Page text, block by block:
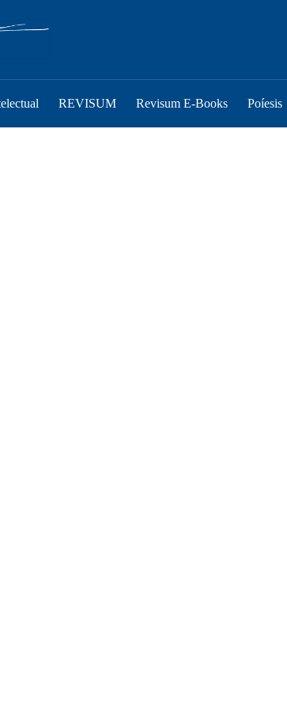
REVISUM Revisum E-Books Poíesis